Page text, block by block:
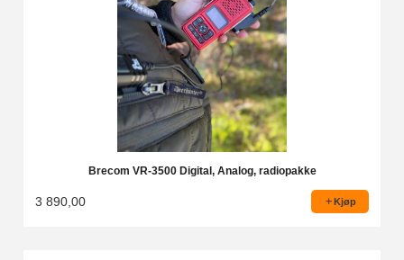
Brecom VR-3500 Digital, Analog, radiopakke
3 890,00 Kjøp